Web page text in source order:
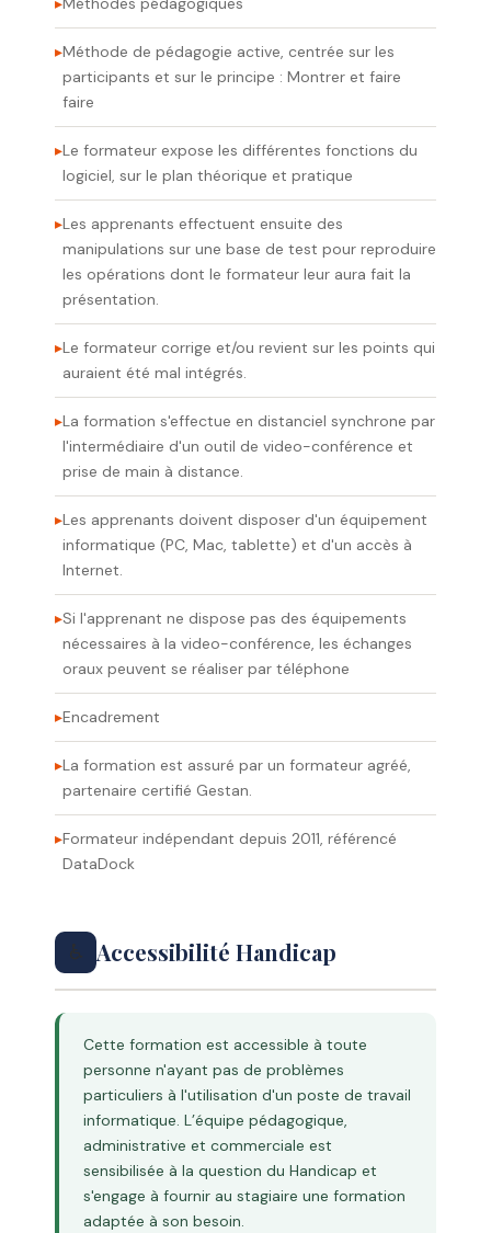
Méthode de pédagogie active, centrée sur les
participants et sur le principe : Montrer et faire
faire
Le formateur expose les différentes fonctions du
logiciel, sur le plan théorique et pratique
Les apprenants effectuent ensuite des
manipulations sur une base de test pour reproduire
les opérations dont le formateur leur aura fait la
présentation.
Le formateur corrige et/ou revient sur les points qui
auraient été mal intégrés.
La formation s'effectue en distanciel synchrone par
l'intermédiaire d'un outil de video-conférence et
prise de main à distance.
Les apprenants doivent disposer d'un équipement
informatique (PC, Mac, tablette) et d'un accès à
Internet.
Si l'apprenant ne dispose pas des équipements
nécessaires à la video-conférence, les échanges
oraux peuvent se réaliser par téléphone
Encadrement
La formation est assuré par un formateur agréé,
partenaire certifié Gestan.
Formateur indépendant depuis 2011, référencé
DataDock
♿ Accessibilité Handicap
Cette formation est accessible à toute
personne n'ayant pas de problèmes
particuliers à l'utilisation d'un poste de travail
informatique. L’équipe pédagogique,
administrative et commerciale est
sensibilisée à la question du Handicap et
s'engage à fournir au stagiaire une formation
adaptée à son besoin.